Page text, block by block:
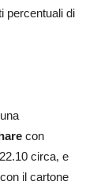
percentuali di
con
circa, e
con il cartone